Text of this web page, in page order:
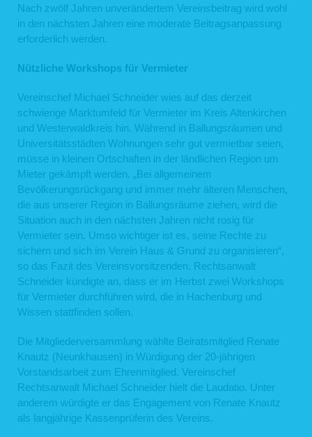
Nach zwölf Jahren unverändertem Vereinsbeitrag wird wohl
in den nächsten Jahren eine moderate Beitragsanpassung
erforderlich werden.
Nützliche Workshops für Vermieter
Vereinschef Michael Schneider wies auf das derzeit
schwierige Marktumfeld für Vermieter im Kreis Altenkirchen
und Westerwaldkreis hin. Während in Ballungsräumen und
Universitätsstädten Wohnungen sehr gut vermietbar seien,
müsse in kleinen Ortschaften in der ländlichen Region um
Mieter gekämpft werden. „Bei allgemeinem
Bevölkerungsrückgang und immer mehr älteren Menschen,
die aus unserer Region in Ballungsräume ziehen, wird die
Situation auch in den nächsten Jahren nicht rosig für
Vermieter sein. Umso wichtiger ist es, seine Rechte zu
sichern und sich im Verein Haus & Grund zu organisieren“,
so das Fazit des Vereinsvorsitzenden. Rechtsanwalt
Schneider kündigte an, dass er im Herbst zwei Workshops
für Vermieter durchführen wird, die in Hachenburg und
Wissen stattfinden sollen.
Die Mitgliederversammlung wählte Beiratsmitglied Renate
Knautz (Neunkhausen) in Würdigung der 20-jährigen
Vorstandsarbeit zum Ehrenmitglied. Vereinschef
Rechtsanwalt Michael Schneider hielt die Laudatio. Unter
anderem würdigte er das Engagement von Renate Knautz
als langjährige Kassenprüferin des Vereins.